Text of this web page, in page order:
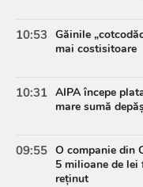
10:53 Găinile
mai costisitoare
10:31 AIPA începe
mare sumă
09:55 O companie din
5 milioane de
reținut